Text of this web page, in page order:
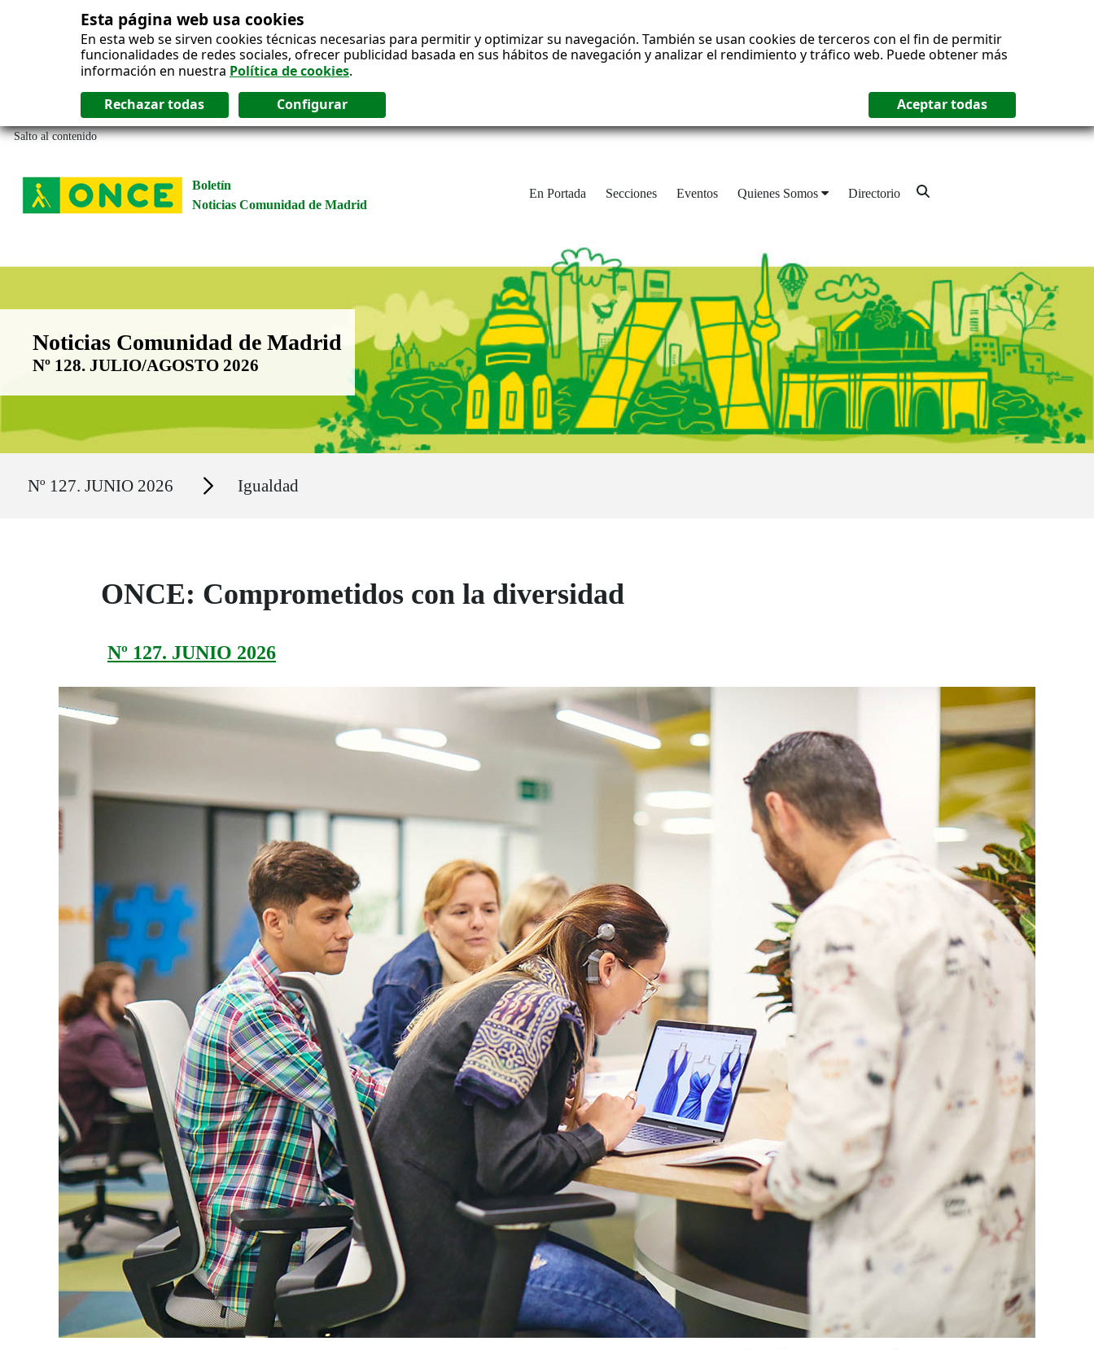
Esta página web usa cookies
En esta web se sirven cookies técnicas necesarias para permitir y optimizar su navegación. También se usan cookies de terceros con el fin de permitir
funcionalidades de redes sociales, ofrecer publicidad basada en sus hábitos de navegación y analizar el rendimiento y tráfico web. Puede obtener más
información en nuestra Política de cookies.
Salto al contenido
Boletín
Noticias Comunidad de Madrid
En Portada Secciones Eventos Quienes Somos Directorio
Boletín Noticias Comunidad de Madrid
Noticias Comunidad de Madrid
Nº 128. JULIO/AGOSTO 2026
Nº 127. JUNIO 2026 Secciones Igualdad
ONCE: Comprometidos con la diversidad
Nº 127. JUNIO 2026